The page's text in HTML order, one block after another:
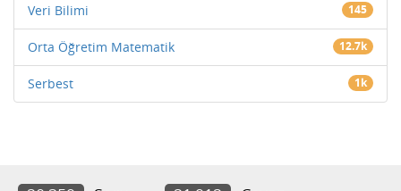
Veri Bilimi 145
Orta Öğretim Matematik 12.7k
Serbest 1k